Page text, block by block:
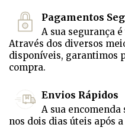
Pagamentos
A sua segurança
Através dos diversos
disponíveis, garantimos
compra.
Envios Rápidos
A sua
nos dois dias úteis após